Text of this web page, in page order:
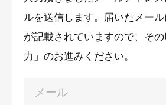
Muguuuとは
インフォマティブデータポリシ
ルを送信します。届いたメー
が記載されていますので、その
力」のお進みください。